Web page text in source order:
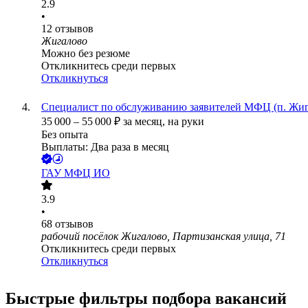
2.9
•
12 отзывов
Жигалово
Можно без резюме
Откликнитесь среди первых
Откликнуться
Специалист по обслуживанию заявителей МФЦ (п.
35 000 – 55 000 ₽ за месяц, на руки
Без опыта
Выплаты: Два раза в месяц
ГАУ МФЦ ИО
3.9
•
68 отзывов
рабочий посёлок Жигалово, Партизанская улица, 71
Откликнитесь среди первых
Откликнуться
Быстрые фильтры подбора вакансий